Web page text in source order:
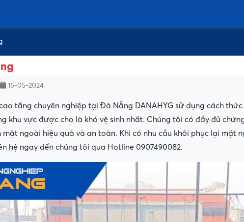
15-05-2024
tầng chuyên nghiệp tại Đà Nẵng DANAHYG sử dụng cách
khu vực được cho là khó vệ sinh nhất. Chúng tôi có đầy đủ
ngoài hiệu quả và an toàn. Khi có nhu cầu khôi phục lại mặt
hệ ngay đến chúng tôi qua Hotline 0907490082.